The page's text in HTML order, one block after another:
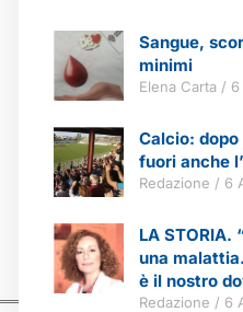
Sangue,
minimi
Elena Carta
Calcio:
fuori anche
Redazione 6
LA STORIA.
una
è il nostro
Redazione 6